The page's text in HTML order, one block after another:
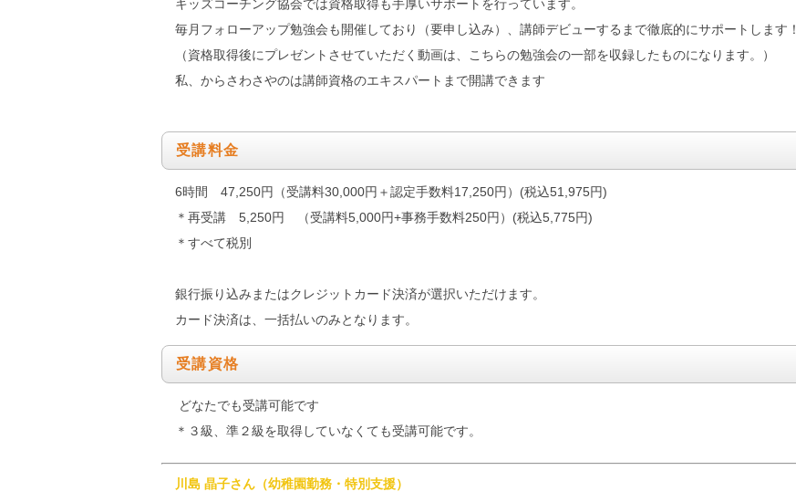
キッズコーチング協会では資格取得も手厚いサポートを行っています。
毎月フォローアップ勉強会も開催しており（要申し込み）、講師デビューするまで徹底的にサポートします！
（資格取得後にプレゼントさせていただく動画は、こちらの勉強会の一部を収録したものになります。）
私、からさわさやのは講師資格のエキスパートまで開講できます
受講料金
6時間 47,250円（受講料30,000円＋認定手数料17,250円）(税込51,975円)
＊再受講 5,250円 （受講料5,000円+事務手数料250円）(税込5,775円)
＊すべて税別
銀行振り込みまたはクレジットカード決済が選択いただけます。
カード決済は、一括払いのみとなります。
受講資格
どなたでも受講可能です
＊３級、準２級を取得していなくても受講可能です。
川島 晶子さん（幼稚園勤務・特別支援）